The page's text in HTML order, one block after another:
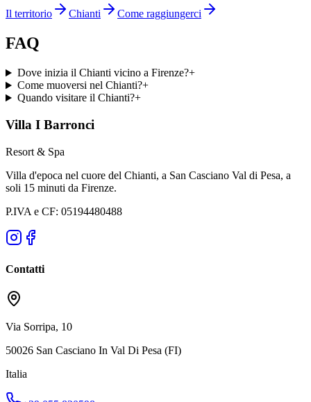
Il territorio Chianti Come raggiungerci
FAQ
Dove inizia il Chianti vicino a Firenze?+
Come muoversi nel Chianti?+
Quando visitare il Chianti?+
Villa I Barronci
Resort & Spa
Villa d'epoca nel cuore del Chianti, a San Casciano Val di Pesa, a
soli 15 minuti da Firenze.
P.IVA e CF: 05194480488
Contatti
Via Sorripa, 10
50026 San Casciano In Val Di Pesa (FI)
Italia